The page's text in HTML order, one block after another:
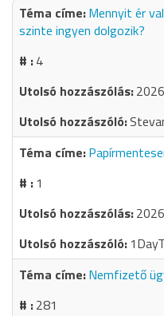
Mennyit ér
szinte ingyen dolgozik?
4
1
Nemfizető
281